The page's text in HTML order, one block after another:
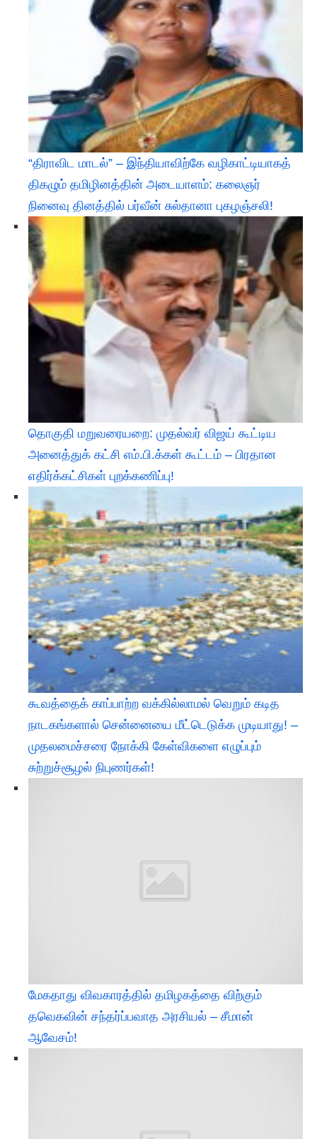
“திராவிட மாடல்” – இந்தியாவிற்கே வழிகாட்டியாகத்
திகழும் தமிழினத்தின் அடையாளம்: கலைஞர்
நினைவு தினத்தில் பர்வீன் சுல்தானா புகழஞ்சலி!
​தொகுதி மறுவரையறை: முதல்வர் விஜய் கூட்டிய
அனைத்துக் கட்சி எம்.பி.க்கள் கூட்டம் – பிரதான
எதிர்க்கட்சிகள் புறக்கணிப்பு!
கூவத்தைக் காப்பாற்ற வக்கில்லாமல் வெறும் கடித
நாடகங்களால் சென்னையை மீட்டெடுக்க முடியாது! –
முதலமைச்சரை நோக்கி கேள்விகளை எழுப்பும்
சுற்றுச்சூழல் நிபுணர்கள்!
மேகதாது விவகாரத்தில் தமிழகத்தை விற்கும்
தவெகவின் சந்தர்ப்பவாத அரசியல் – சீமான்
ஆவேசம்!